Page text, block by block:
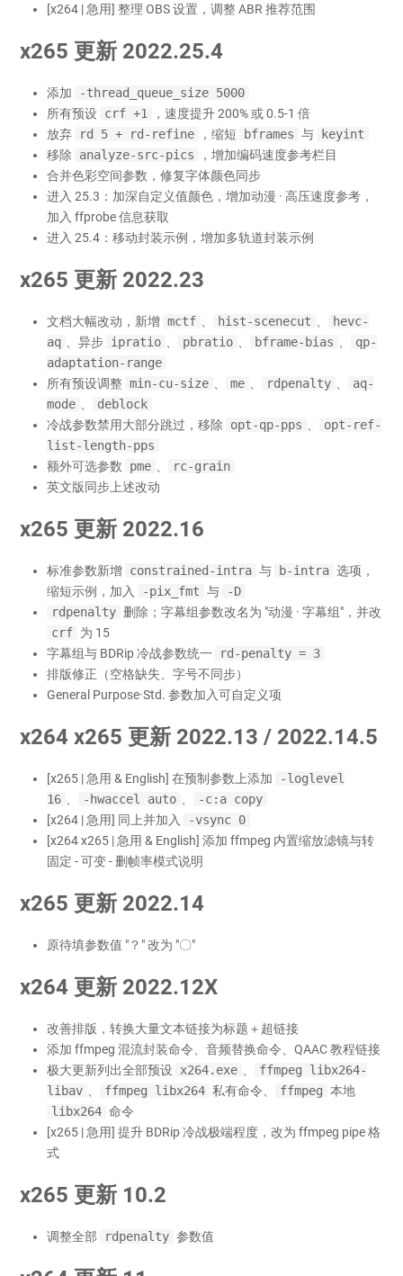
[x264 | 急用] 整理 OBS 设置，调整 ABR 推荐范围
x265 更新 2022.25.4
添加
-thread_queue_size 5000
所有预设 crf +1
，速度提升 200% 或 0.5-1 倍
放弃
rd 5 + rd-refine ，缩短 bframes 与
keyint
移除
analyze-src-pics
，增加编码速度参考栏目
合并色彩空间参数，修复字体颜色同步
进入 25.3：加深自定义值颜色，增加动漫 · 高压速度参考，
加入 ffprobe 信息获取
进入 25.4：移动封装示例，增加多轨道封装示例
x265 更新 2022.23
文档大幅改动，新增 mctf hist-scenecut
hevc-
aq
、异步 ipratio pbratio bframe-bias
qp-
adaptation-range
所有预设调整 min-cu-size me rdpenalty
aq-
mode
deblock
冷战参数禁用大部分跳过，移除
opt-qp-pps
opt-ref-
list-length-pps
额外可选参数
pme
rc-grain
英文版同步上述改动
x265 更新 2022.16
标准参数新增 constrained-intra 与 b-intra 选项，
缩短示例，加入
-pix_fmt 与
-D
rdpenalty 删除；字幕组参数改名为 "动漫 · 字幕组"，并改
crf 为 15
字幕组与 BDRip 冷战参数统一
rd-penalty = 3
排版修正（空格缺失、字号不同步）
General Purpose·Std. 参数加入可自定义项
x264 x265 更新 2022.13 / 2022.14.5
[x265 | 急用 & English] 在预制参数上添加
-loglevel
16
-hwaccel auto
-c:a copy
[x264 | 急用] 同上并加入
-vsync 0
[x264 x265 | 急用 & English] 添加 ffmpeg 内置缩放滤镜与转
固定 - 可变 - 删帧率模式说明
x265 更新 2022.14
原待填参数值 "？" 改为 "〇"
x264 更新 2022.12X
改善排版，转换大量文本链接为标题＋超链接
添加 ffmpeg 混流封装命令、音频替换命令、QAAC 教程链接
极大更新列出全部预设 x264.exe
ffmpeg libx264-
libav
ffmpeg libx264 私有命令、 ffmpeg 本地
libx264 命令
[x265 | 急用] 提升 BDRip 冷战极端程度，改为 ffmpeg pipe 格
式
x265 更新 10.2
调整全部 rdpenalty 参数值